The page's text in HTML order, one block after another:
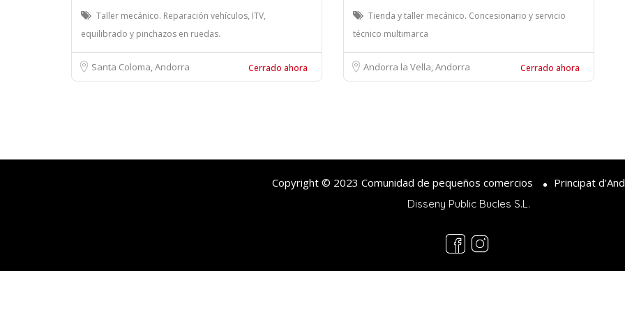
Taller mecánico. Reparación vehículos, ITV,
equilibrado y pinchazos en ruedas.
Santa Coloma, Andorra Cerrado ahora
Tienda y taller mecánico. Concesionario y servicio
técnico multimarca
Andorra la Vella, Andorra Cerrado ahora
Copyright © 2023 Comunidad de pequeños comercios Principat
Disseny Public Bucles S.L.